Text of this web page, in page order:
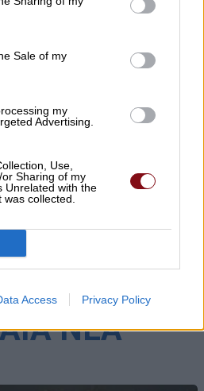
Sale of my
my
Advertising.
Use,
Sharing of my
Unrelated with the
collected.
Access Privacy Policy
ΝΕΑ